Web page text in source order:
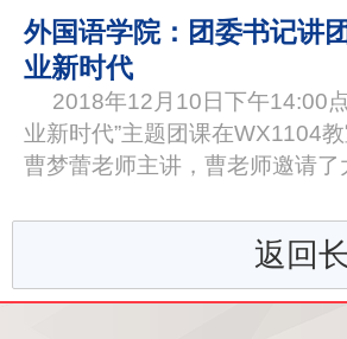
外国语学院：团委书记
业新时代
2018年12月10日下午14:00
业新时代”主题团课在WX1104
曹梦蕾老师主讲，曹老师邀请
返回